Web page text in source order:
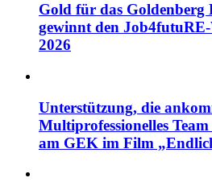
Gold für das
gewinnt den
2026
Unterstützung, die
Multiprofessionelles
am GEK im Film